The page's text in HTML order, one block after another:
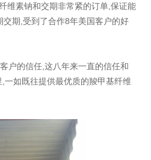
维素钠和交期非常紧的订单,保证能
期,受到了合作8年美国客户的好
户的信任,这八年来一直的信任和
一如既往提供最优质的羧甲基纤维